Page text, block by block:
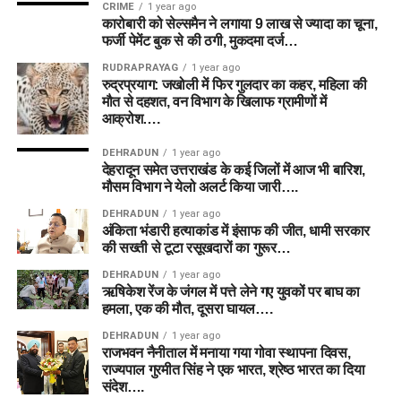
CRIME 1 year ago
कारोबारी को सेल्समैन ने लगाया 9 लाख से ज्यादा का चूना,
फर्जी पेमेंट बुक से की ठगी, मुकदमा दर्ज…
RUDRAPRAYAG 1 year ago
रुद्रप्रयाग: जखोली में फिर गुलदार का कहर, महिला की
मौत से दहशत, वन विभाग के खिलाफ ग्रामीणों में
आक्रोश….
DEHRADUN 1 year ago
देहरादून समेत उत्तराखंड के कई जिलों में आज भी बारिश,
मौसम विभाग ने येलो अलर्ट किया जारी….
DEHRADUN 1 year ago
अंकिता भंडारी हत्याकांड में इंसाफ की जीत, धामी सरकार
की सख्ती से टूटा रसूखदारों का गुरूर…
DEHRADUN 1 year ago
ऋषिकेश रेंज के जंगल में पत्ते लेने गए युवकों पर बाघ का
हमला, एक की मौत, दूसरा घायल….
DEHRADUN 1 year ago
राजभवन नैनीताल में मनाया गया गोवा स्थापना दिवस,
राज्यपाल गुरमीत सिंह ने एक भारत, श्रेष्ठ भारत का दिया
संदेश….